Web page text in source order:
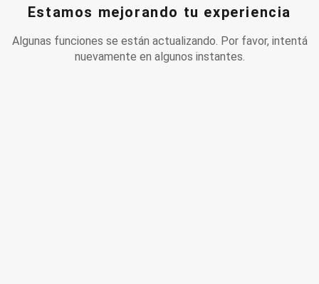
Estamos mejorando tu experiencia
Algunas funciones se están actualizando. Por favor, intentá
nuevamente en algunos instantes.